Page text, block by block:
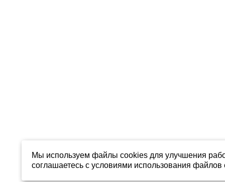
Мы используем файлы cookies для улучшения
соглашаетесь с условиями использования файлов